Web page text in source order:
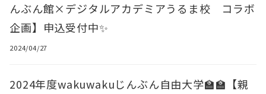
んぶん館×デジタルアカデミアうるま校 コラボ
企画】申込受付中✨
2024/04/27
2024年度wakuwakuじんぶん自由大学🏫🏫【親